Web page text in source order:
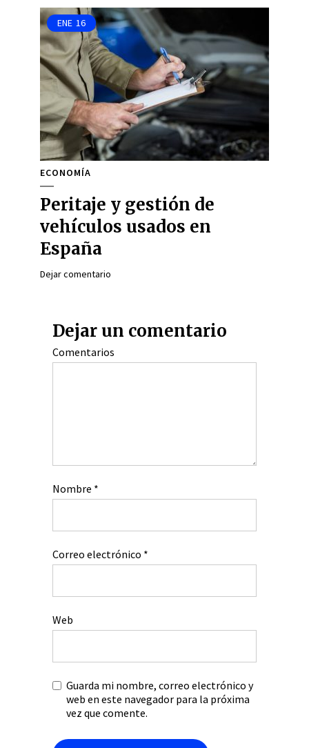
ENE 16
ECONOMÍA
Peritaje y gestión de
vehículos usados en
España
Dejar comentario
Dejar un comentario
Comentarios
Nombre *
Correo electrónico *
Web
Guarda mi nombre, correo electrónico y
web en este navegador para la próxima
vez que comente.